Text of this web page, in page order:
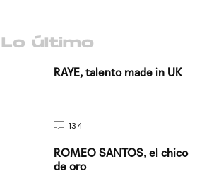
Lo último
RAYE, talento made in UK
134
ROMEO SANTOS, el chico
de oro